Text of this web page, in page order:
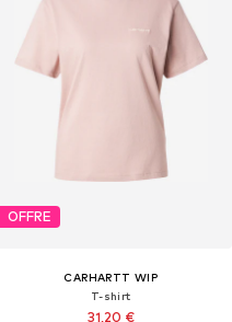
OFFRE
CARHARTT WIP
T-shirt
31,20 €